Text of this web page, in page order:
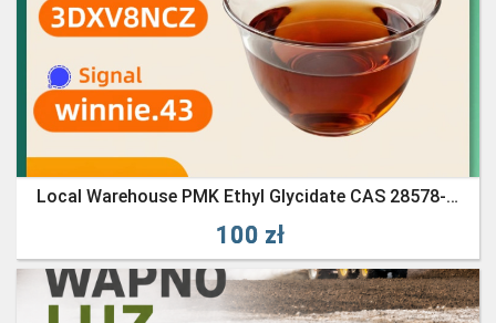
Local Warehouse PMK Ethyl Glycidate CAS 28578-16-7 - Fast Pick-Up
100 zł